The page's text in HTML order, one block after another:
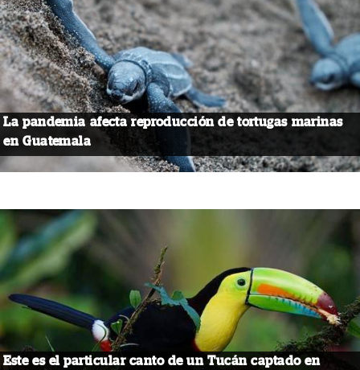
La pandemia afecta reproducción de tortugas marinas
en Guatemala
Este es el particular canto de un Tucán captado en